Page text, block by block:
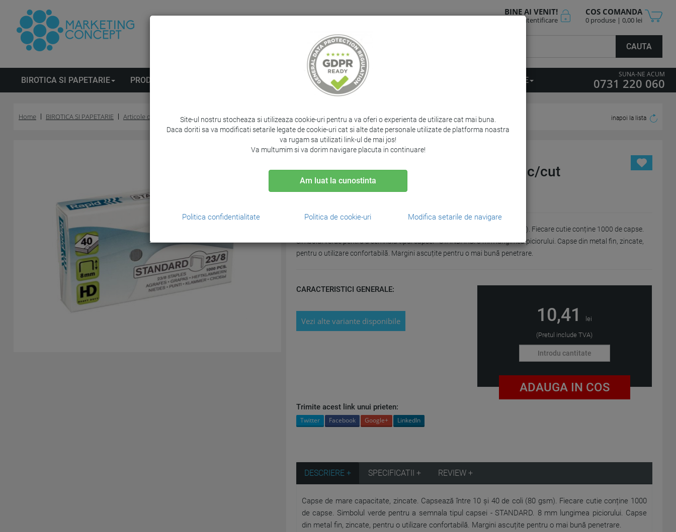
BINE AI VENIT!
Autentificare
COS COMANDA
0 produse | 0,00 lei
CAUTA
BIROTICA SI PAPETARIE PRODUSE DE CURATENIE PRODUSE PROTOCOL IT&C SERVICII PERSONALIZARE
SUNA-NE ACUM
0731 220 060
Home BIROTICA SI PAPETARIE Articole de birou Capse PRODUSUL ANTERIOR PRODUSUL URMATOR inapoi la lista
Capse 23/8, Rapid Standard 1000 buc/cut
Capse de mare capacitate, zincate. Capsează între 10 și 40 de coli (80 gsm). Fiecare cutie conține 1000 de capse.
Simbolul verde pentru a semnala tipul capsei - STANDARD. 8 mm lungimea piciorului. Capse din metal fin, zincate,
pentru o utilizare confortabilă. Margini ascuțite pentru o mai bună penetrare.
CARACTERISTICI GENERALE:
Vezi alte variante disponibile 10,41 lei
(Pretul include TVA)
ADAUGA IN COS
Trimite acest link unui prieten:
Twitter Facebook Google+ LinkedIn
DESCRIERE + SPECIFICATII + REVIEW +
Capse de mare capacitate, zincate. Capsează între 10 și 40 de coli (80 gsm). Fiecare cutie conține 1000
de capse. Simbolul verde pentru a semnala tipul capsei - STANDARD. 8 mm lungimea piciorului. Capse
din metal fin, zincate, pentru o utilizare confortabilă. Margini ascuțite pentru o mai bună penetrare.
Site-ul nostru stocheaza si utilizeaza cookie-uri pentru a va oferi o experienta de utilizare cat mai buna.
Daca doriti sa va modificati setarile legate de cookie-uri cat si alte date personale utilizate de platforma noastra
va rugam sa utilizati link-ul de mai jos!
Va multumim si va dorim navigare placuta in continuare!
Am luat la cunostinta
Politica confidentialitate Politica de cookie-uri Modifica setarile de navigare